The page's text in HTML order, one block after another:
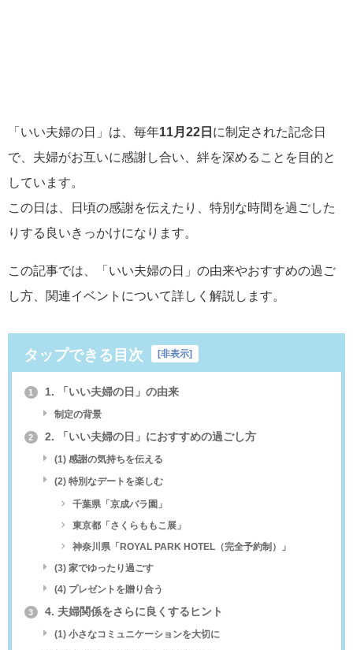
「いい夫婦の日」は、毎年11月22日 に制定された記念日
で、夫婦がお互いに感謝し合い、絆を深めることを目的と
しています。
この日は、日頃の感謝を伝えたり、特別な時間を過ごした
りする良いきっかけになります。
この記事では、「いい夫婦の日」の由来やおすすめの過ご
し方、関連イベントについて詳しく解説します。
タップできる目次 [非表示]
1 1. 「いい夫婦の日」の由来
制定の背景
2 2. 「いい夫婦の日」におすすめの過ごし方
(1) 感謝の気持ちを伝える
(2) 特別なデートを楽しむ
千葉県「京成バラ園」
東京都「さくらももこ展」
神奈川県「ROYAL PARK HOTEL（完全予約制）」
(3) 家でゆったり過ごす
(4) プレゼントを贈り合う
3 4. 夫婦関係をさらに良くするヒント
(1) 小さなコミュニケーションを大切に